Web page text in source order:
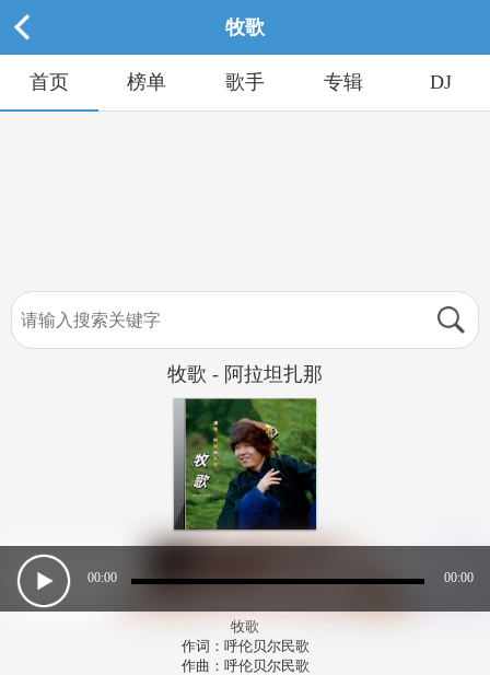
牧歌
首页 榜单 歌手 专辑 DJ
牧歌 - 阿拉坦扎那
00:00 00:00
牧歌
作词：呼伦贝尔民歌
作曲：呼伦贝尔民歌